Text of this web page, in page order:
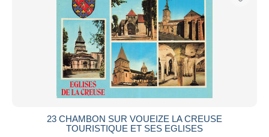
23 CHAMBON SUR VOUEIZE LA CREUSE
TOURISTIQUE ET SES EGLISES